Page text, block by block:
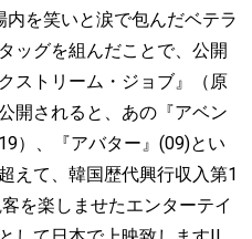
内を笑いと涙で包んだベテラ
ッグを組んだことで、公開
ストリーム・ジョブ』（原
開されると、あの『アベン
19）、『アバター』 (09)とい
えて、韓国歴代興行収入第1
を楽しませたエンターテイ